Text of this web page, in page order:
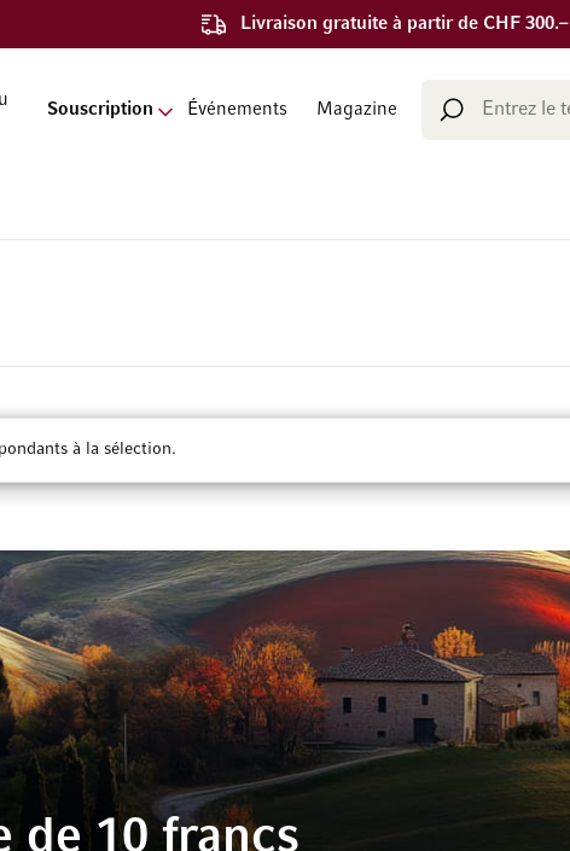
Livraison gratuite à partir de CHF 300.–
Souscription Événements Magazine
Chercher
à la sélection.
de 10 francs